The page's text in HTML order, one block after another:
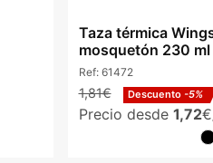
Taza térmica
mosquetón 230 ml
Ref: 61472
1,81€ Descuento -5%
Precio desde 1,72